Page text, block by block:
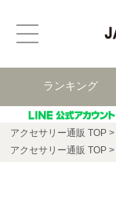
ランキング
アクセサリー通販 TOP
アクセサリー通販 TOP